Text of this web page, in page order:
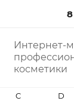
Интернет-
косметики
C D